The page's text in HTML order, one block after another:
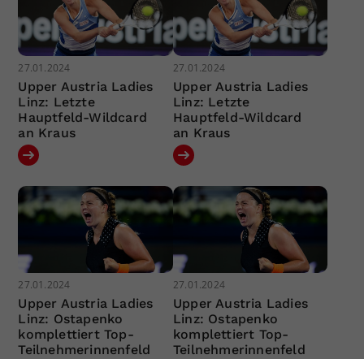
27.01.2024
Upper Austria Ladies
Linz: Letzte
Hauptfeld-Wildcard
an Kraus
27.01.2024
Upper Austria Ladies
Linz: Letzte
Hauptfeld-Wildcard
an Kraus
27.01.2024
Upper Austria Ladies
Linz: Ostapenko
komplettiert Top-
Teilnehmerinnenfeld
27.01.2024
Upper Austria Ladies
Linz: Ostapenko
komplettiert Top-
Teilnehmerinnenfeld